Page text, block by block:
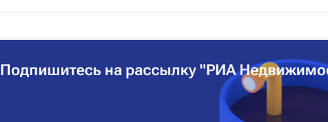
Подпишитесь на рассылку "РИА